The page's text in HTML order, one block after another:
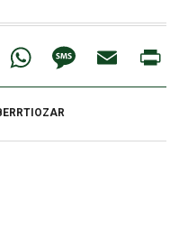
MeneameWhatsAppMessageEmail